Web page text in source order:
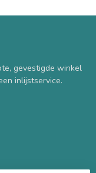
gevestigde winkel
inlijstservice.